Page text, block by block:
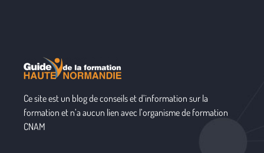
Ce site est un blog de conseils et d’information sur la
formation et n’a aucun lien avec l’organisme de formation
CNAM